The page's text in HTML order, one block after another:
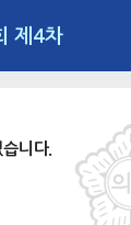
제4차
니다.